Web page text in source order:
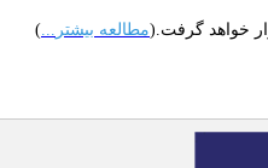
خواهد گرفت.(مطالعه بیشتر ...
)